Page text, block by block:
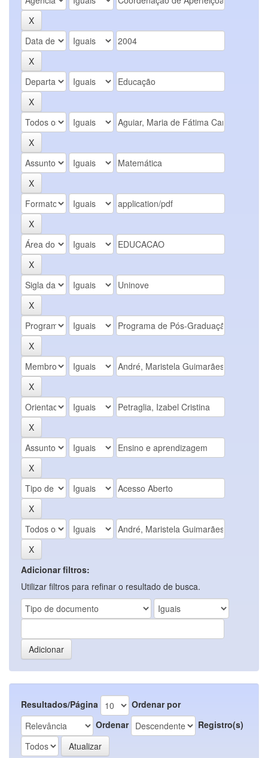
Adicionar filtros:
Utilizar filtros para refinar o resultado de busca.
Resultados/Página
Ordenar por
Ordenar
Registro(s)